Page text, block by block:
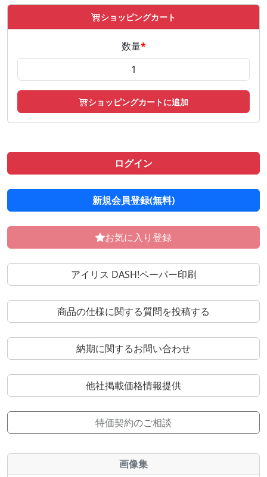
ショッピングカート
数量*
ショッピングカートに追加
ログイン
新規会員登録(無料)
お気に入り登録
アイリス DASH!ペーパー印刷
商品の仕様に関する質問を投稿する
納期に関するお問い合わせ
他社掲載価格情報提供
特価契約のご相談
画像集